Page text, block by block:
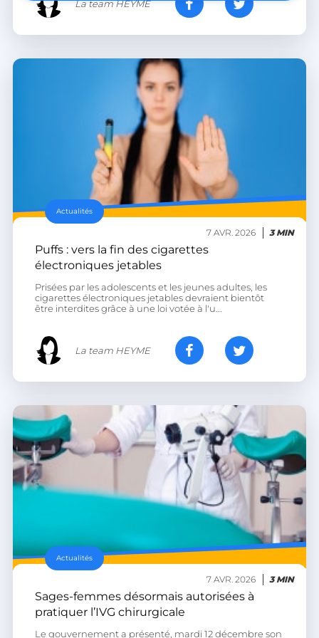
La team HEYME
7 AVR. 2026 3 MIN
Actualités
Puffs : vers la fin des cigarettes
électroniques jetables
Prisées par les adolescents et les jeunes adultes, les
cigarettes électroniques jetables devraient bientôt
être interdites grâce à une loi votée à l'u...
La team HEYME
7 AVR. 2026 3 MIN
Actualités
Sages-femmes désormais autorisées à
pratiquer l’IVG chirurgicale
Le gouvernement a présenté, mardi 12 décembre son
LinkedIn Corporation
XSRF-TOKEN .heyme.care
On Direct Business
heyme_session
worldpass.heyme.care
LiveChat
CookieScriptConsent
CookieScript